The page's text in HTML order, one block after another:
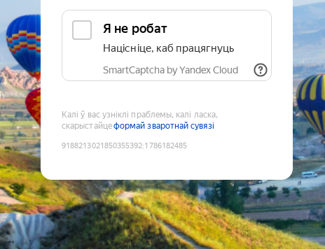
Я не робат
Націсніце, каб працягнуць
SmartCaptcha by Yandex Cloud
Калі ў вас узніклі праблемы, калі ласка,
скарыстайцеформай зваротнай сувязі
9188213021850355392:1786182485